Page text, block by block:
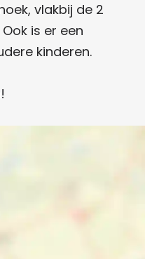
vlakbij de 2
is er een
kinderen.